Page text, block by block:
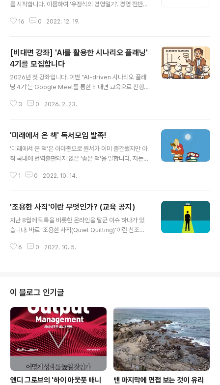
를 시작합니다. 이름하여 '유정식의 경영일기'. 경영 전반에
다. ('주간 유정식'과는 다른 서비스입니다.) 여러분의 참고
입니다! (아래 링크를 클릭하면 상단 오른쪽과 하단 중간에
구독하기 버튼이 있습니다.) https://infuture.stibee.co
m/p/3 생각의 속도를 늦추세요 infuture.stibee.com
16 0 2022. 12. 19.
[비대면 강좌] 'AI를 활용한 시나리오 플래닝'
4기를 모집합니다
2026년 첫 강좌입니다. 이번 "AI-driven 시나리오 플래
닝 4기'는 Google Meet를 통한 비대면 교육으로 진행됩
분들의 많은 관심을 바랍니다. 미래의 불확실성을 대비하
료 수집, 변수 평가, 시나리오 쓰기 등의 작업들을 진행하기
에는 여러모로 어려움이 많습니다. 인력도, 시간도, 비용도
부담이 되고요.chatGPT, Gemini 등 AI 도구를 활용하면
아주 수월하게 진행할 수 있습니다. 여러분이 시나리오 플
3 0 2026. 2. 23.
'미래에서 온 책' 독서모임 발족!
'미래에서 온 책'은 아마존으로 원서가 이미 출간됐지만 아
직 국내에 번역출판되지 않은 '좋은 책'을 말합니다. 저는
없나?"하며 찾고 있습니다. 그렇게 탐색을 하다가 "이 책을
다는 의미로 '미래에서 온 책'이라는 타이틀을 정했습니다.
그런 이유로 번역되기 전에 미리 그 책의 주요 내용과 시사
점을 함께 공유하고 토론하기 위한 시간을 정기적(매달 1회
어 원서를 읽고 싶지만 부담을 느끼시는 분들께 도움이 되
1 0 2022. 10. 14.
'조용한 사직'이란 무엇인가? (교육 공지)
지난 8월에 틱톡을 비롯한 온라인을 달군 이슈 하나가 있
습니다. 바로 '조용한 사직(Quiet Quitting)'이란 신조어
조용한 사직 현상이 존재하는지, 그걸 어떻게 대처하고 어
치가 아플 겁니다. 오죽하면 "직원들이 회사를 나가지 않아
문제다"라고 말하겠습니까? 보통 이직률이 낮아야 좋은 건
데, 이직률이 낮아서 문제라는 소리는 조용한 사직 상태에
빠진 직원들이 꽤 많다는 뜻이겠죠. 저와 함께 조용한 사직
문제를 어떻게 해결할지 논의해 보면 어떨까요? (본 강의는
실시간 온라인 강의입..
6 0 2022. 10. 5.
이 블로그 인기글
앤디 그로브의 '하이 아웃풋 매니
맨 마지막에 면접 보는 것이 유리